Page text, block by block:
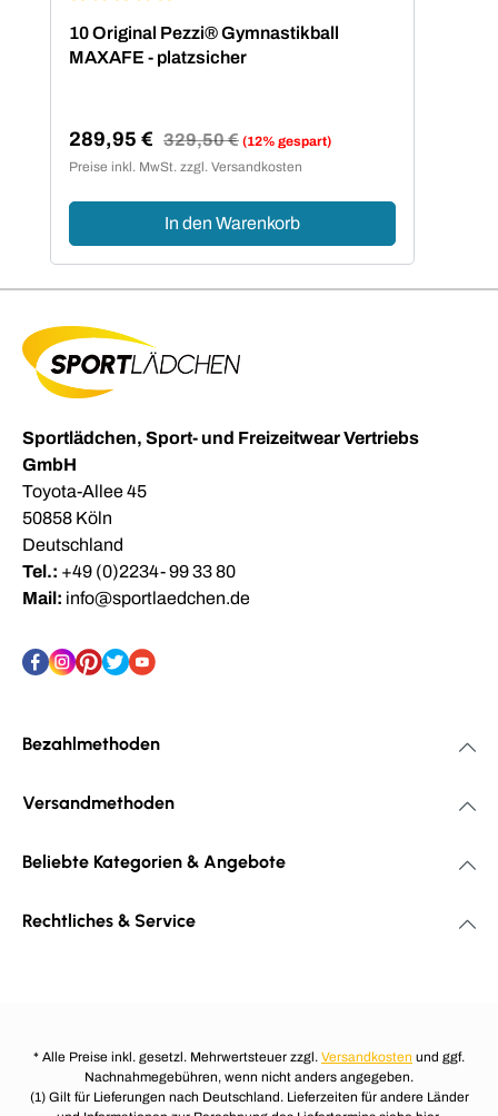
10 Original Pezzi® Gymnastikball
MAXAFE - platzsicher
Verkaufspreis:
289,95 € Regulärer Preis:
329,50 € (12% gespart)
Preise inkl. MwSt. zzgl. Versandkosten
In den Warenkorb
Sportlädchen, Sport- und Freizeitwear Vertriebs
GmbH
Toyota-Allee 45
50858 Köln
Deutschland
Tel.: +49 (0)2234- 99 33 80
Mail: info@sportlaedchen.de
Bezahlmethoden
Versandmethoden
Beliebte Kategorien & Angebote
Rechtliches & Service
* Alle Preise inkl. gesetzl. Mehrwertsteuer zzgl. Versandkosten und ggf.
Nachnahmegebühren, wenn nicht anders angegeben.
(1) Gilt für Lieferungen nach Deutschland. Lieferzeiten für andere Länder